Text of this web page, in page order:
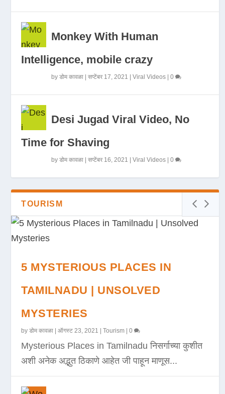
Monkey With Human
Intelligence, mobile crazy
byडोम कावळा |सप्टेंबर 17, 2021 |Viral Videos |0
Desi Jugad Viral Video, No
Time for Shaving
byडोम कावळा |सप्टेंबर 16, 2021 |Viral Videos |0
TOURISM
5 MYSTERIOUS PLACES IN
TAMILNADU | UNSOLVED
MYSTERIES
byडोम कावळा |ऑगस्ट 23, 2021 |Tourism |0
Mysterious Places in Tamilnadu निसर्गाच्या कुशीत
अशी अनेक अद्भुत ठिकाणे आहेत जी पाहून माणूस...